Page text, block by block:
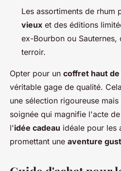
Les assortiments de rhum
vieux et des éditions
ex-Bourbon ou
terroir.
Opter pour un coffret haut de
véritable gage de qualité.
une sélection rigoureuse
soignée qui magnifie l'acte
l'idée cadeau idéale pour les
promettant une aventure